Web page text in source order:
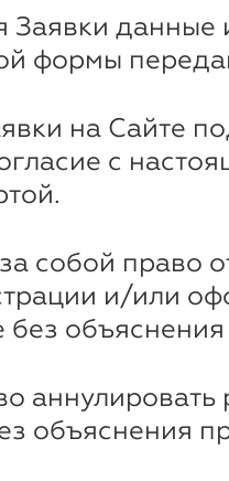
Заявки данные
формы
на Сайте
с
собой право
и/или
без
аннулировать
объяснения